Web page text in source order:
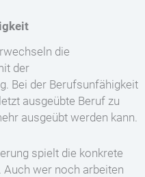
die
der
Bei der Berufsunfähigkeit
ausgeübte Beruf zu
ausgeübt werden kann.
spielt die konkrete
Auch wer noch arbeiten